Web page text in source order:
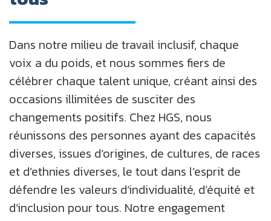
Dans notre milieu de travail inclusif, chaque
voix a du poids, et nous sommes fiers de
célébrer chaque talent unique, créant ainsi des
occasions illimitées de susciter des
changements positifs. Chez HGS, nous
réunissons des personnes ayant des capacités
diverses, issues d’origines, de cultures, de races
et d’ethnies diverses, le tout dans l’esprit de
défendre les valeurs d’individualité, d’équité et
d’inclusion pour tous. Notre engagement